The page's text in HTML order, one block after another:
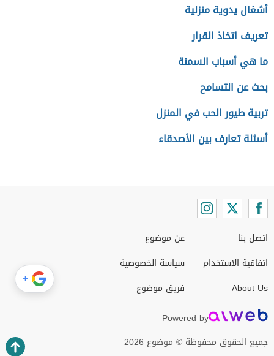
أشغال يدوية منزلية
تعريف اتخاذ القرار
ما هي أسباب السمنة
بحث عن التسامح
تربية طيور الحب في المنزل
أسئلة تعارف بين الأصدقاء
اتصل بنا
اتفاقية الاستخدام
About Us
عن موضوع
سياسة الخصوصية
فريق موضوع
Powered by
جميع الحقوق محفوظة © موضوع 2026
+